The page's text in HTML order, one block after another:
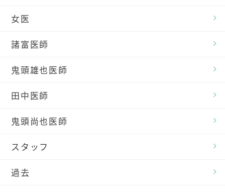
女医
諸富医師
鬼頭雄也医師
田中医師
鬼頭尚也医師
スタッフ
過去